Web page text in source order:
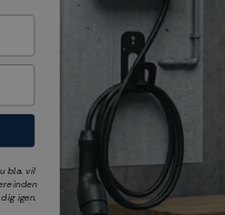
og
og nyheder
bl.a. vil
inden
igen.